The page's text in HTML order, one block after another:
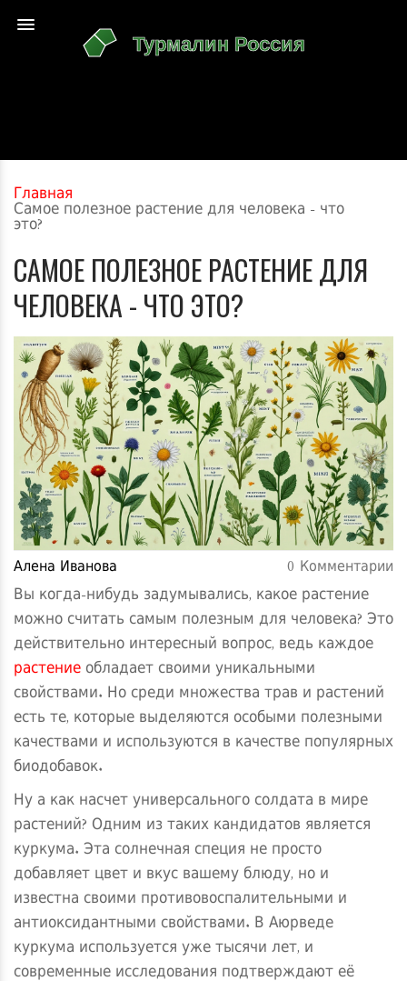
Главная
Самое полезное растение для человека - что
это?
САМОЕ ПОЛЕЗНОЕ РАСТЕНИЕ ДЛЯ
ЧЕЛОВЕКА - ЧТО ЭТО?
Алена Иванова 0 Комментарии
Вы когда-нибудь задумывались, какое растение
можно считать самым полезным для человека? Это
действительно интересный вопрос, ведь каждое
растение обладает своими уникальными
свойствами. Но среди множества трав и растений
есть те, которые выделяются особыми полезными
качествами и используются в качестве популярных
биодобавок.
Ну а как насчет универсального солдата в мире
растений? Одним из таких кандидатов является
куркума. Эта солнечная специя не просто
добавляет цвет и вкус вашему блюду, но и
известна своими противовоспалительными и
антиоксидантными свойствами. В Аюрведе
куркума используется уже тысячи лет, и
современные исследования подтверждают её